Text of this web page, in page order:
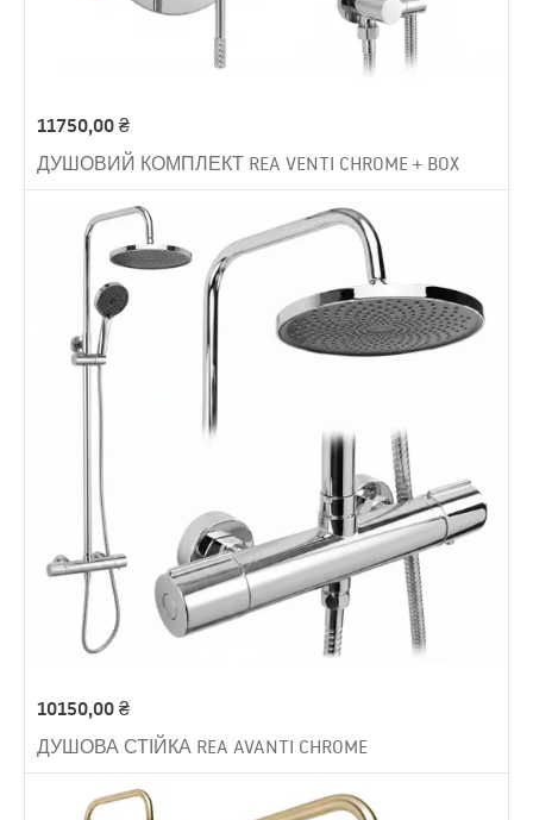
11750,00₴
ДУШОВИЙ КОМПЛЕКТ REA VENTI CHROME + BOX
10150,00₴
ДУШОВА СТІЙКА REA AVANTI CHROME